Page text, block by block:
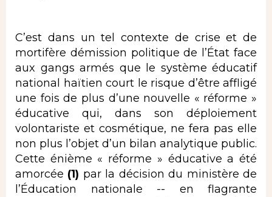
C’est dans un tel contexte de crise et de
mortifère démission politique de l’État face
aux gangs armés que le système éducatif
national haïtien court le risque d’être affligé
une fois de plus d’une nouvelle « réforme »
éducative qui, dans son déploiement
volontariste et cosmétique, ne fera pas elle
non plus l’objet d’un bilan analytique public.
Cette énième « réforme » éducative a été
amorcée (1) par la décision du ministère de
l’Éducation nationale -- en flagrante